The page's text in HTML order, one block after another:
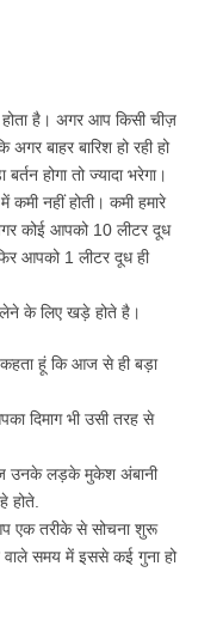
होता है। अगर आप किसी चीज़
अगर बाहर बारिश हो रही हो
होगा तो ज्यादा भरेगा।
नहीं होती। कमी हमारे
कोई आपको 10 लीटर दूध
आपको 1 लीटर दूध ही
लेने के लिए खड़े होते है।
कहता हूं कि आज से ही बड़ा
दिमाग भी उसी तरह से
उनके लड़के मुकेश अंबानी
होते.
एक तरीके से सोचना शुरू
समय में इससे कई गुना हो